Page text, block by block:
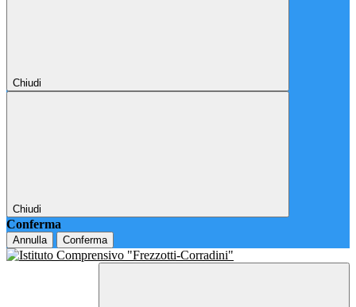
Chiudi
Chiudi
Conferma
Annulla Conferma